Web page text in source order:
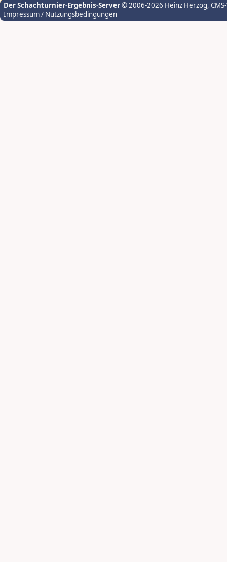
Der Schachturnier-Ergebnis-Server© 2006-2026 Heinz Herzog,
Impressum / Nutzungsbedingungen